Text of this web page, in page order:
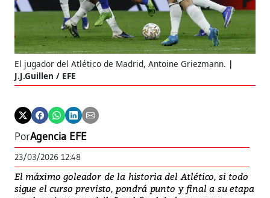
El jugador del Atlético de Madrid, Antoine Griezmann.
J.J.Guillen / EFE
PorAgencia EFE
23/03/2026 12:48
El máximo goleador de la historia del Atlético, si todo
sigue el curso previsto, pondrá punto y final a su etapa